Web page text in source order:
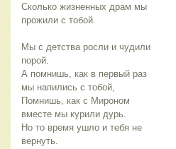
Сколько жизненных драм мы
прожили с тобой.
Мы с детства росли и чудили
порой.
А помнишь, как в первый раз
мы напились с тобой,
Помнишь, как с Мироном
вместе мы курили дурь.
Но то время ушло и тебя не
вернуть.